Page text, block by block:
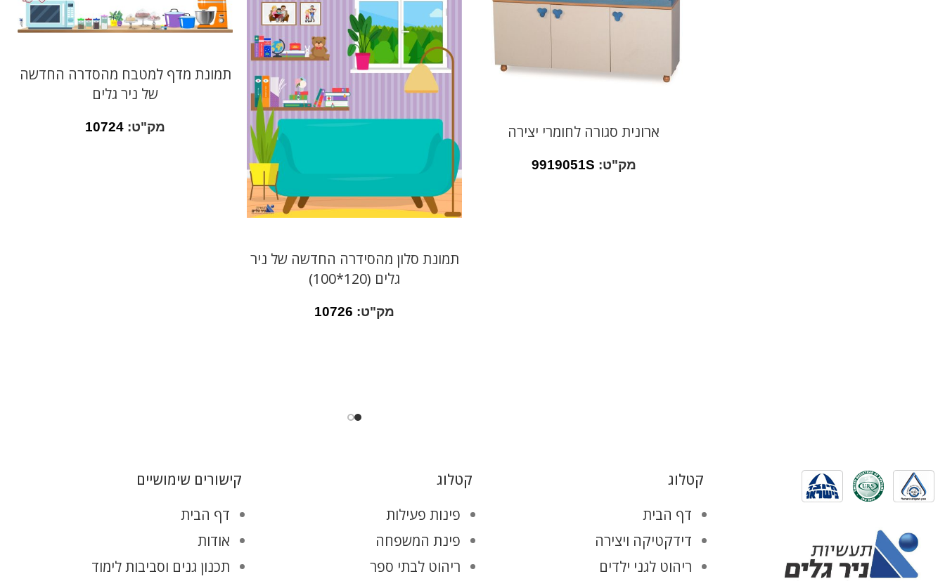
ארונית סגורה לחומרי יצירה
מק"ט: 9919051S
תמונת סלון מהסידרה החדשה של ניר
גלים (120*100)
מק"ט: 10726
תמונת מדף למטבח מהסדרה החדשה
של ניר גלים
מק"ט: 10724
קטלוג
דף הבית
דידקטיקה ויצירה
ריהוט לגני ילדים
קטלוג
פינות פעילות
פינת המשפחה
ריהוט לבתי ספר
קישורים שימושיים
דף הבית
אודות
תכנון גנים וסביבות לימוד